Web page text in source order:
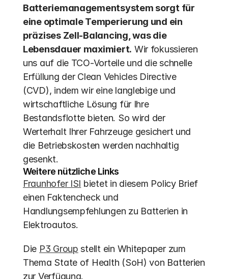
Batteriemanagementsystem sorgt für
eine optimale Temperierung und ein
präzises Zell-Balancing, was die
Lebensdauer maximiert. Wir fokussieren
uns auf die TCO-Vorteile und die schnelle
Erfüllung der Clean Vehicles Directive
(CVD), indem wir eine langlebige und
wirtschaftliche Lösung für Ihre
Bestandsflotte bieten. So wird der
Werterhalt Ihrer Fahrzeuge gesichert und
die Betriebskosten werden nachhaltig
gesenkt.
Weitere nützliche Links
Fraunhofer ISI bietet in diesem Policy Brief
einen Faktencheck und
Handlungsempfehlungen zu Batterien in
Elektroautos.
Die P3 Group stellt ein Whitepaper zum
Thema State of Health (SoH) von Batterien
zur Verfügung.